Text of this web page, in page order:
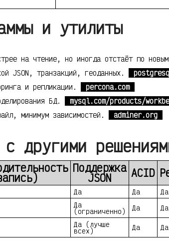
и утилиты
на чтение, но иногда отстаёт по
JSON, транзакций, геоданных.
и репликации.
percona.com
БД.
mysql.com/products/
минимум зависимостей. adminer.org
другими
Поддержка
JSON ACID
Да Да Да
Да
(ограниченно) Да Да
Да (лучше
всех) Да Да